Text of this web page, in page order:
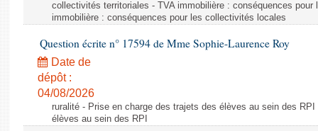
collectivités territoriales - TVA immobilière : conséquences
immobilière : conséquences pour les collectivités locales
Question écrite n° 17594 de Mme Sophie-Laurence Roy
Date de
dépôt :
04/08/2026
ruralité - Prise en charge des trajets des élèves au sein des
élèves au sein des RPI